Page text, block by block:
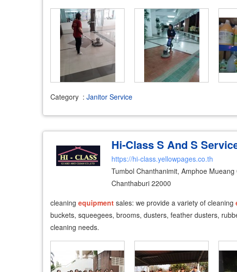
Category : Janitor Service
Hi-Class S And S
https://hi-class.yellowpages.co.th
Tumbol Chanthanimit, Amphoe Mueang
Chanthaburi 22000
cleaning equipment sales: we provide a variety of cleaning
buckets, squeegees, brooms, dusters, feather dusters,
cleaning needs.